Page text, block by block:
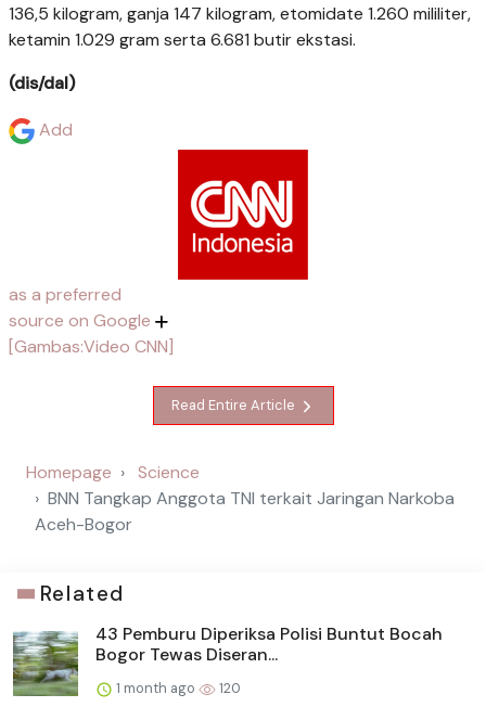
136,5 kilogram, ganja 147 kilogram, etomidate 1.260 mililiter,
ketamin 1.029 gram serta 6.681 butir ekstasi.
(dis/dal)
Add
as a preferred
source on Google
[Gambas:Video CNN]
Read Entire Article
Homepage
Science
BNN Tangkap Anggota TNI terkait Jaringan Narkoba
Aceh-Bogor
Related
43 Pemburu Diperiksa Polisi Buntut Bocah
Bogor Tewas Diseran...
1 month ago 120